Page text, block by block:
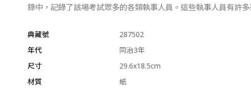
錄中，記錄了該場考試眾多的各類執事人員。這些執事人員有許
典藏號
287502
年代
同治3年
尺寸
29.6x18.5cm
材質
紙